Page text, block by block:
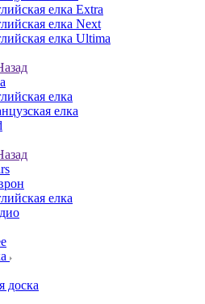
елка Extra
елка Next
елка Ultima
елка
елка
елка
доска